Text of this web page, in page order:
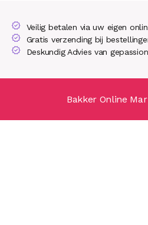
Veilig betalen via uw eigen
Gratis verzending bij
Deskundig Advies van
Bakker Online